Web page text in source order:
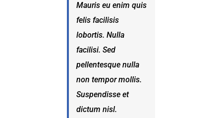
Mauris eu enim quis
felis facilisis
lobortis. Nulla
facilisi. Sed
pellentesque nulla
non tempor mollis.
Suspendisse et
dictum nisl.